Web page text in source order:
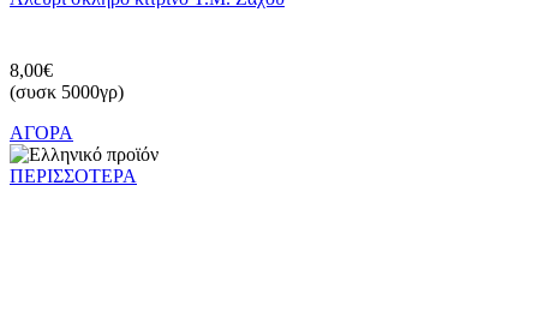
8,00€
(συσκ 5000γρ)
ΑΓΟΡΑ
ΠΕΡΙΣΣΟΤΕΡΑ